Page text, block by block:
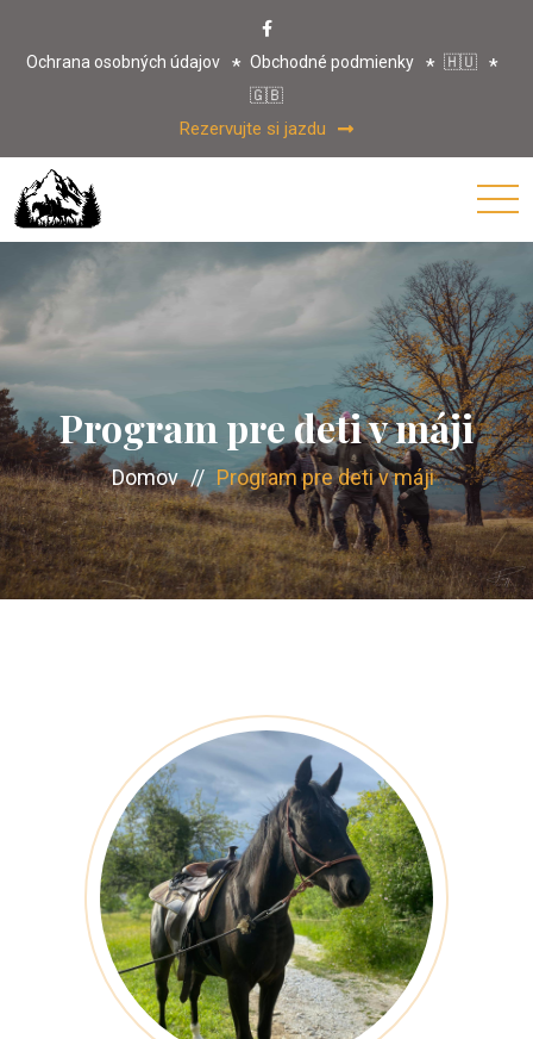
Ochrana osobných údajov Obchodné podmienky
🇭🇺
🇬🇧
Rezervujte si jazdu
Program pre deti v máji
Domov // Program pre deti v máji